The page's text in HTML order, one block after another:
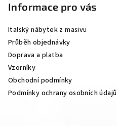
Informace pro vás
Italský nábytek z masivu
Průběh objednávky
Doprava a platba
Vzorníky
Obchodní podmínky
Podmínky ochrany osobních údajů